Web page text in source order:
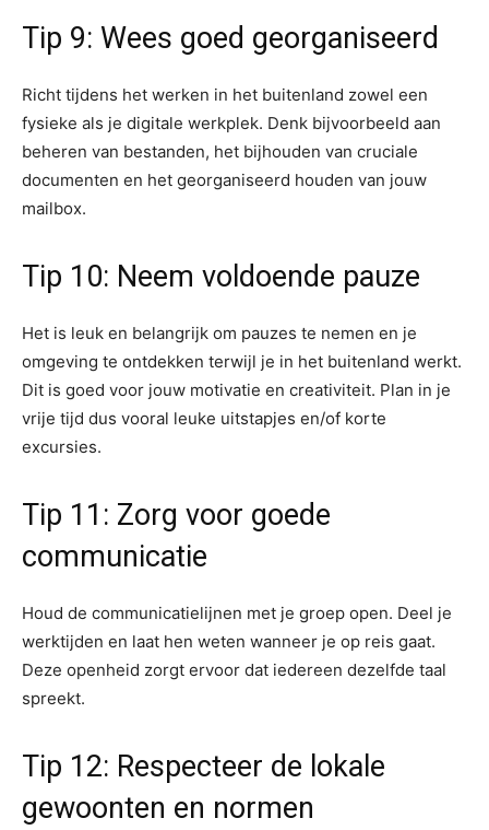
Tip 9: Wees goed georganiseerd
Richt tijdens het werken in het buitenland zowel een
fysieke als je digitale werkplek. Denk bijvoorbeeld aan
beheren van bestanden, het bijhouden van cruciale
documenten en het georganiseerd houden van jouw
mailbox.
Tip 10: Neem voldoende pauze
Het is leuk en belangrijk om pauzes te nemen en je
omgeving te ontdekken terwijl je in het buitenland werkt.
Dit is goed voor jouw motivatie en creativiteit. Plan in je
vrije tijd dus vooral leuke uitstapjes en/of korte
excursies.
Tip 11: Zorg voor goede
communicatie
Houd de communicatielijnen met je groep open. Deel je
werktijden en laat hen weten wanneer je op reis gaat.
Deze openheid zorgt ervoor dat iedereen dezelfde taal
spreekt.
Tip 12: Respecteer de lokale
gewoonten en normen